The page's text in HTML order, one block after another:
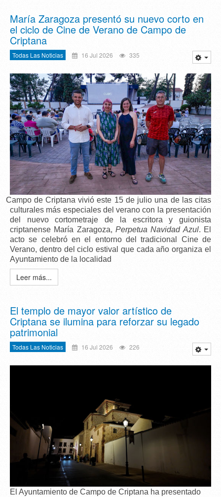
María Zaragoza presentó su nuevo corto en
el ciclo de Cine de Verano de Campo de
Criptana
Todas Las Noticias 16 Jul 2026 335
de Criptana vivió este 15 de julio una de las citas
culturales más especiales del verano con la presentación
del nuevo cortometraje de la escritora y guionista
criptanense María Zaragoza,Perpetua Navidad Azul. El
acto se celebró en el entorno del tradicional Cine de
Verano, dentro del ciclo estival que cada año organiza el
Ayuntamiento de la localidad
Leer más...
El templo de mayor valor artístico de
Criptana se ilumina para reforzar su legado
patrimonial
Todas Las Noticias 16 Jul 2026 226
El Ayuntamiento de Campo de Criptana ha presentado